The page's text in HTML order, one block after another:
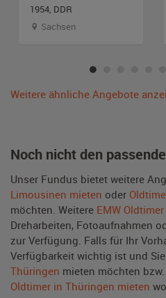
1954, DDR
Sachsen
Weitere ähnliche Angebote
Noch nicht den
Unser Fundus bietet weitere
Limousinen mieten oder
möchten. Weitere EMW Oldtimer
Dreharbeiten, Fotoaufnahmen
zur Verfügung. Falls für Ihr
Verfügbarkeit wichtig ist und
Thüringen mieten möchten
Oldtimer in Thüringen mieten